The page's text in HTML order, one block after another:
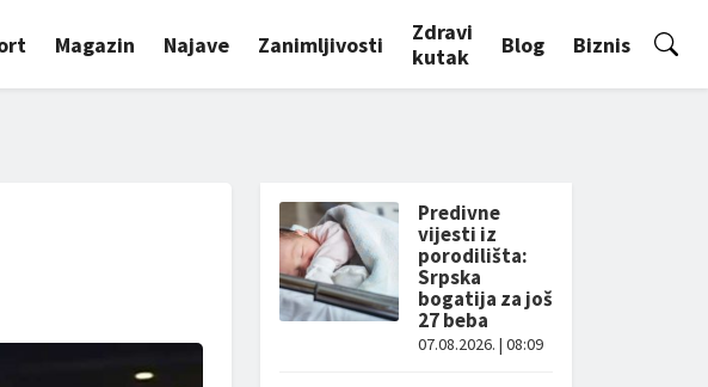
Magazin Najave Zanimljivosti
Zdravi
kutak
Blog Biznis
Predivne
vijesti iz
porodilišta:
Srpska
bogatija za još
27 beba
07.08.2026. | 08:09